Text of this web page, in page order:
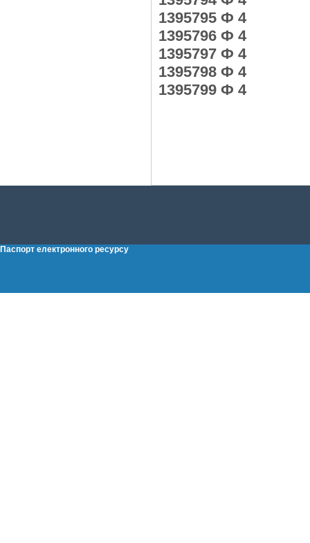
1395795 Ф 4
1395796 Ф 4
1395797 Ф 4
1395798 Ф 4
1395799 Ф 4
Паспорт електронного ресурсу